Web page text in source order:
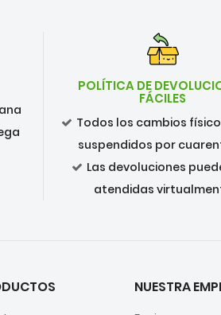
POLÍTICA DE
FÁCILES
Todos los cambios
suspendidos por
Las devoluciones
atendidas
NUESTRA